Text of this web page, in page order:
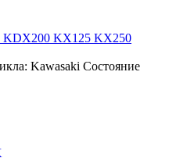
KDX200 KX125 KX250
Kawasaki Состояние